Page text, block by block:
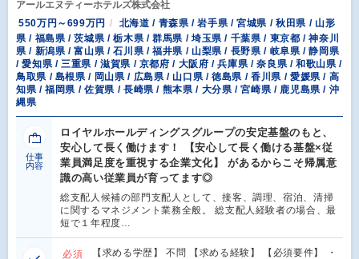
アールエヌティーホテルズ株式会社
550万円～699万円
北海道 / 青森県 / 岩手県 / 宮城県 / 秋田県 / 山形
県 / 福島県 / 茨城県 / 栃木県 / 群馬県 / 埼玉県 / 千葉県 / 東京都 / 神奈川
県 / 新潟県 / 富山県 / 石川県 / 福井県 / 山梨県 / 長野県 / 岐阜県 / 静岡県
/ 愛知県 / 三重県 / 滋賀県 / 京都府 / 大阪府 / 兵庫県 / 奈良県 / 和歌山県 /
鳥取県 / 島根県 / 岡山県 / 広島県 / 山口県 / 徳島県 / 香川県 / 愛媛県 / 高
知県 / 福岡県 / 佐賀県 / 長崎県 / 熊本県 / 大分県 / 宮崎県 / 鹿児島県 / 沖
縄県
仕事
内容
ロイヤルホールディングスグループの安定基盤のもと、
安心して長く働けます！ 【安心して長く働ける基盤×従
業員満足度を重視する企業文化】 があるからこそ帰属意
識の高い従業員が育ってます◎
総支配人候補の部門支配人として、接客、調理、宿泊、清掃
に関するマネジメント業務全般。 総支配人経験者の場合、最
短で１年程度…
必須
【求める学歴】 不問 【求める経験】 【必須要件】 ・